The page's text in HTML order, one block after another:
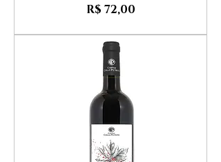
Preço
R$ 72,00